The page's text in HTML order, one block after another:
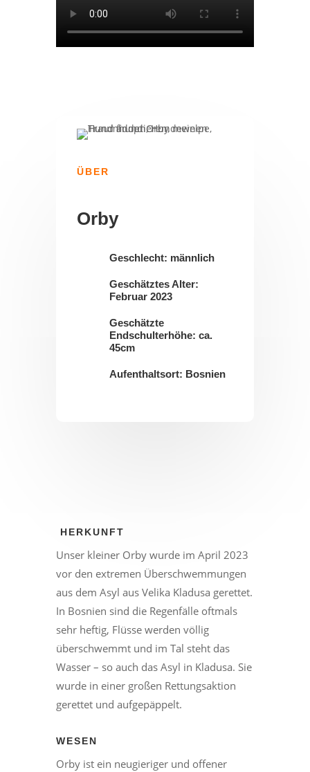
ÜBER
Orby
Geschlecht: männlich
Geschätztes Alter:
Februar 2023
Geschätzte
Endschulterhöhe: ca.
45cm
Aufenthaltsort: Bosnien
HERKUNFT
Unser kleiner Orby wurde im April 2023
vor den extremen Überschwemmungen
aus dem Asyl aus Velika Kladusa gerettet.
In Bosnien sind die Regenfälle oftmals
sehr heftig, Flüsse werden völlig
überschwemmt und im Tal steht das
Wasser – so auch das Asyl in Kladusa. Sie
wurde in einer großen Rettungsaktion
gerettet und aufgepäppelt.
WESEN
Orby ist ein neugieriger und offener